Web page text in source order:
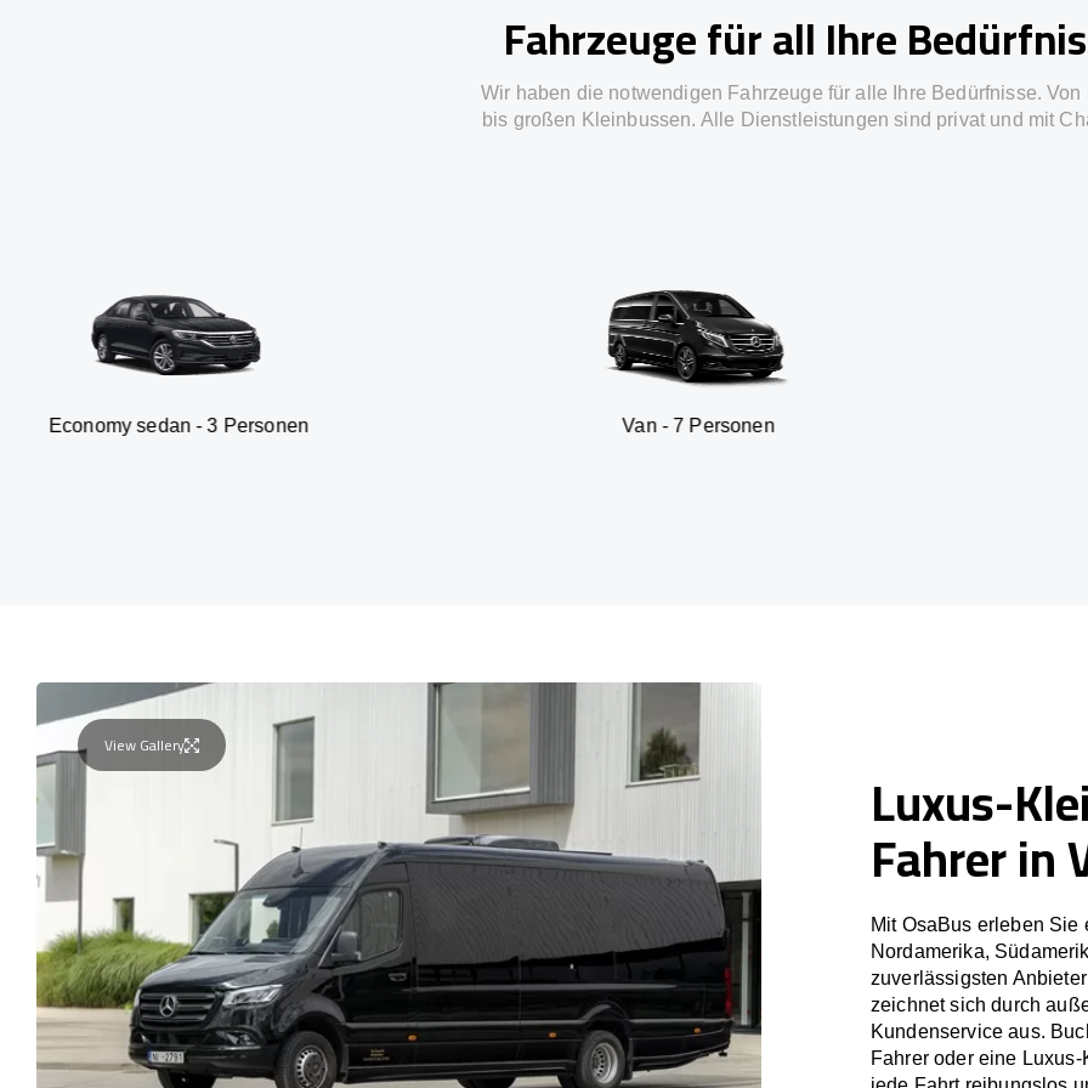
Fahrzeuge für all Ihre
Wir haben die notwendigen Fahrzeuge für alle Ihre Bedürfnisse. Von
bis großen Kleinbussen. Alle Dienstleistungen sind privat und mit
sedan - 3 Personen Van - 7 Personen SUV -
View Gallery
Luxus-
Fahrer in
Mit OsaBus erleben
Nordamerika,
zuverlässigsten
zeichnet sich durch
Kundenservice aus.
Fahrer oder eine